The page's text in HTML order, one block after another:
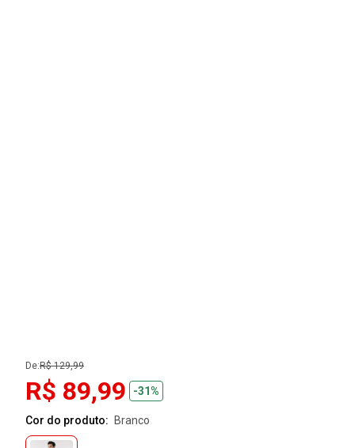
De:R$ 129,99
R$ 89,99 -31%
Cor do produto: branco